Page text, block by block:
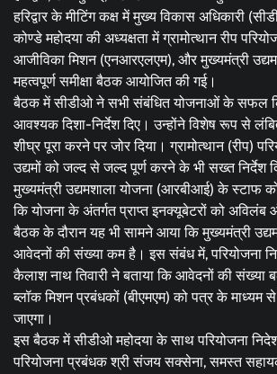
हरिद्वार के मीटिंग कक्ष में मुख्य विकास अधिकारी
कोण्डे महोदया की अध्यक्षता में ग्रामोत्थान रीप
आजीविका मिशन (एनआरएलएम), और मुख्यमंत्री
महत्वपूर्ण समीक्षा बैठक आयोजित की गई।
बैठक में सीडीओ ने सभी संबंधित योजनाओं के सफल
आवश्यक दिशा-निर्देश दिए। उन्होंने विशेष रूप से
शीघ्र पूरा करने पर जोर दिया। ग्रामोत्थान (रीप)
उद्यमों को जल्द से जल्द पूर्ण करने के भी सख्त निर्देश
मुख्यमंत्री उद्यमशाला योजना (आरबीआई) के स्टाफ को
कि योजना के अंतर्गत प्राप्त इनक्यूबेटरों को अविलंब
बैठक के दौरान यह भी सामने आया कि मुख्यमंत्री
आवेदनों की संख्या कम है। इस संबंध में, परियोजना
कैलाश नाथ तिवारी ने बताया कि आवेदनों की संख्या
ब्लॉक मिशन प्रबंधकों (बीएमएम) को पत्र के माध्यम से
जाएगा।
इस बैठक में सीडीओ महोदया के साथ परियोजना
परियोजना प्रबंधक श्री संजय सक्सेना, समस्त